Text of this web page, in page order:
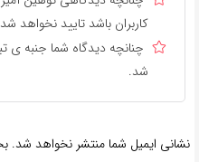
کاربران باشد تایید نخواهد
چنانچه دیدگاه شما جنبه ی
شد.
نشانی ایمیل شما منتشر نخواهد شد.